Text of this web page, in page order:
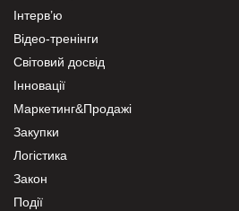
Інтерв’ю
Відео-тренінги
Світовий досвід
Інновації
Маркетинг&Продажі
Закупки
Логістика
Закон
Події